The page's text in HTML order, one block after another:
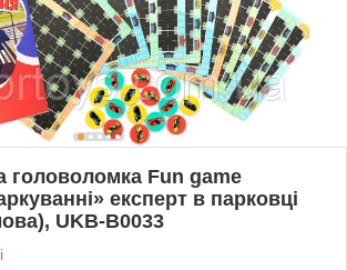
головоломка Fun game
експерт в парковці
UKB-B0033